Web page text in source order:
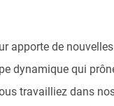
apporte de
dynamique qui
travailliez dans